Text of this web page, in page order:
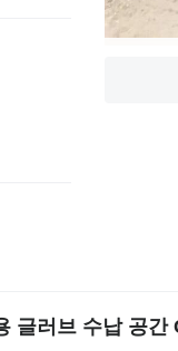
글러브 수납 공